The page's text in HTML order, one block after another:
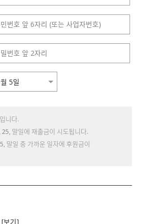
니다.
말일에 재출금이 시도됩니다.
말일 중 가까운 일자에 후원금이
[보기]